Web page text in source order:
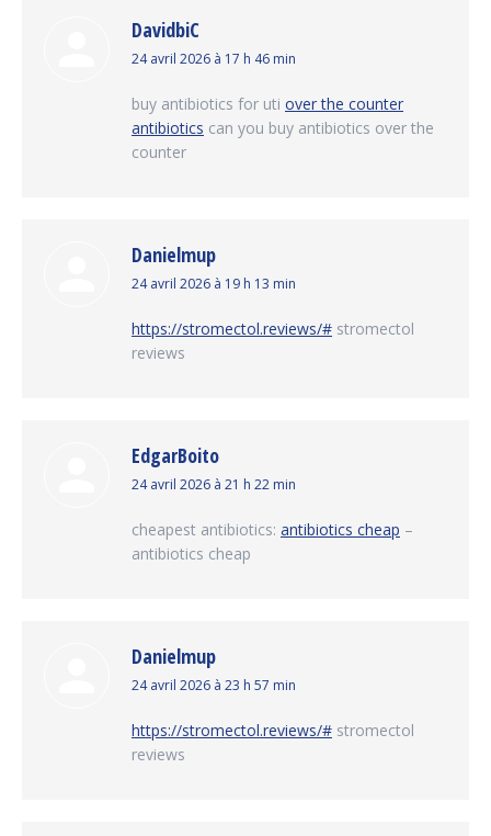
DavidbiC
dit
24 avril 2026 à 17 h 46 min
buy antibiotics for uti over the counter
antibiotics can you buy antibiotics over the
counter
Danielmup
dit
24 avril 2026 à 19 h 13 min
https://stromectol.reviews/# stromectol
reviews
EdgarBoito
dit
24 avril 2026 à 21 h 22 min
cheapest antibiotics: antibiotics cheap –
antibiotics cheap
Danielmup
dit
24 avril 2026 à 23 h 57 min
https://stromectol.reviews/# stromectol
reviews